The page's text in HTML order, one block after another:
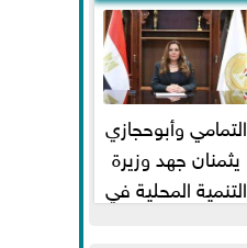
التمامي وأبوحجازي
يثمنان جهد وزيرة
التنمية المحلية في